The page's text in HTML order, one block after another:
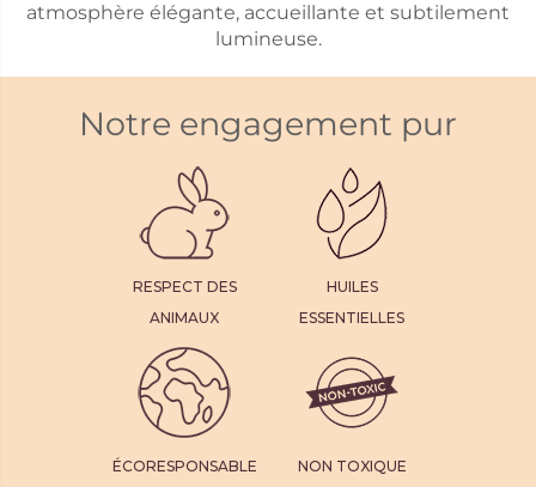
atmosphère élégante, accueillante et subtilement
lumineuse.
Notre engagement pur
RESPECT DES
ANIMAUX
HUILES
ESSENTIELLES
ÉCORESPONSABLE NON TOXIQUE